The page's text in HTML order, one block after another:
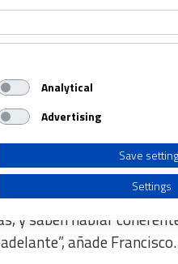
conflicto
recibe un avance de los
de la familia de
con todo el
y saben hablar
añade Francisco.
Analytical
Advertising
Save
Settings